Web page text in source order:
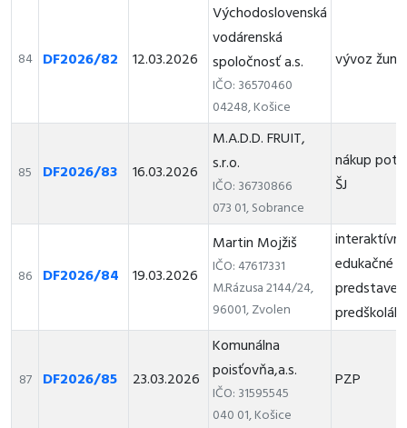
84 DF2026/82 12.03.2026
Východoslovenská
vodárenská
spoločnosť a.s.
IČO: 36570460
04248, Košice
vývoz
85 DF2026/83 16.03.2026
M.A.D.D. FRUIT,
s.r.o.
IČO: 36730866
073 01, Sobrance
nákup
ŠJ
86 DF2026/84 19.03.2026
Martin Mojžiš
IČO: 47617331
M.Rázusa 2144/24,
96001, Zvolen
edukačné
87 DF2026/85 23.03.2026
Komunálna
poisťovňa,a.s.
IČO: 31595545
040 01, Košice
PZP